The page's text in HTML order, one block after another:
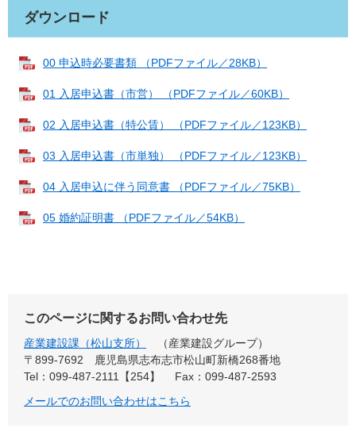
ダウンロード
00 申込時必要書類 （PDFファイル／28KB）
01 入居申込書（市営） （PDFファイル／60KB）
02 入居申込書（特公賃） （PDFファイル／123KB）
03 入居申込書（市単独） （PDFファイル／123KB）
04 入居申込に伴う同意書 （PDFファイル／75KB）
05 婚約証明書 （PDFファイル／54KB）
このページに関するお問い合わせ先
産業建設課（松山支所）
産業建設グループ
〒899-7692
鹿児島県志布志市松山町新橋268番地
Tel：099-487-2111【254】
Fax：099-487-2593
メールでのお問い合わせはこちら